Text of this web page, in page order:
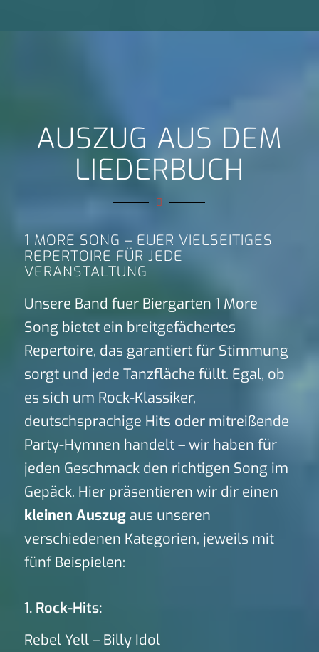
AUSZUG AUS DEM
LIEDERBUCH
1 MORE SONG – EUER VIELSEITIGES
REPERTOIRE FÜR JEDE
VERANSTALTUNG
Unsere Band fuer Biergarten 1 More
Song bietet ein breitgefächertes
Repertoire, das garantiert für Stimmung
sorgt und jede Tanzfläche füllt. Egal, ob
es sich um Rock-Klassiker,
deutschsprachige Hits oder mitreißende
Party-Hymnen handelt – wir haben für
jeden Geschmack den richtigen Song im
Gepäck. Hier präsentieren wir dir einen
kleinen Auszugaus unseren
verschiedenen Kategorien, jeweils mit
fünf Beispielen:
1. Rock-Hits:
Rebel Yell – Billy Idol